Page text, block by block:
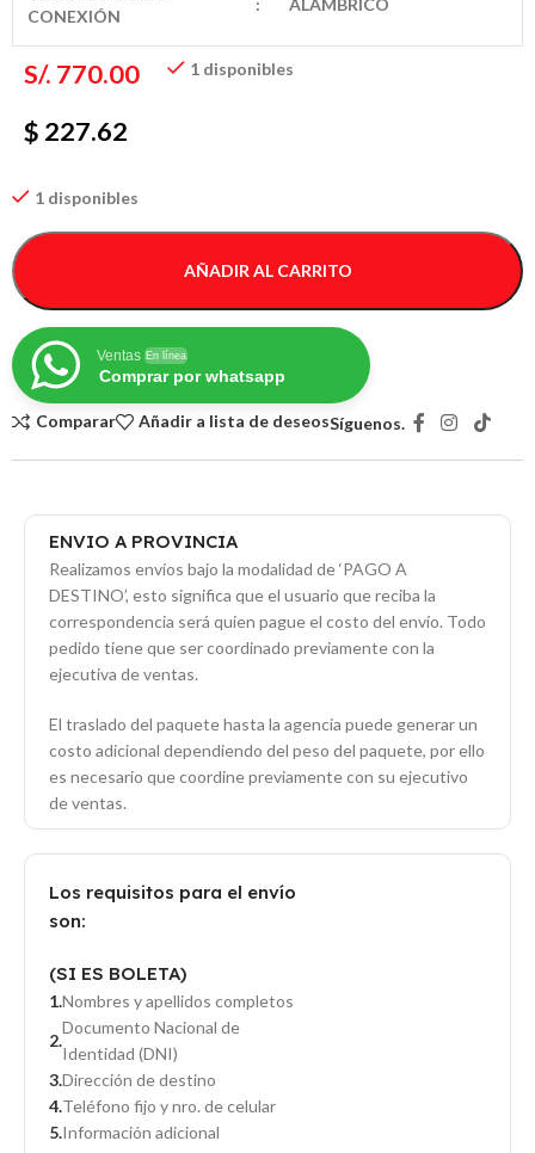
CONEXIÓN
S/. 770.00
$ 227.62
1 disponibles
1 disponibles
AÑADIR AL CARRITO
Ventas En línea
Comprar por whatsapp
Comparar Añadir a lista de deseosSíguenos.
ENVIO A PROVINCIA
Realizamos envíos bajo la modalidad de ‘PAGO A
DESTINO’, esto significa que el usuario que reciba la
correspondencia será quien pague el costo del envío. Todo
pedido tiene que ser coordinado previamente con la
ejecutiva de ventas.
El traslado del paquete hasta la agencia puede generar un
costo adicional dependiendo del peso del paquete, por ello
es necesario que coordine previamente con su ejecutivo
de ventas.
Los requisitos para el envío
son:
(SI ES BOLETA)
Nombres y apellidos completos
Documento Nacional de
Identidad (DNI)
Dirección de destino
Teléfono fijo y nro. de celular
Información adicional